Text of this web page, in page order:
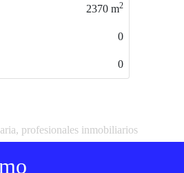
2370m2
profesionales inmobiliarios